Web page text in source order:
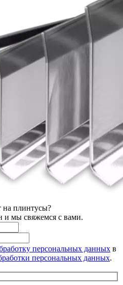
на плинтусы?
и мы свяжемся с вами.
персональных данных в
персональных данных.